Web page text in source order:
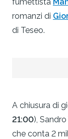
romanzi di
di Teseo.
A chiusura di
21:00),
che conta 2